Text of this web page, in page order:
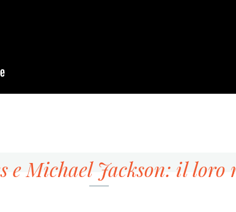
e Michael Jackson: il loro